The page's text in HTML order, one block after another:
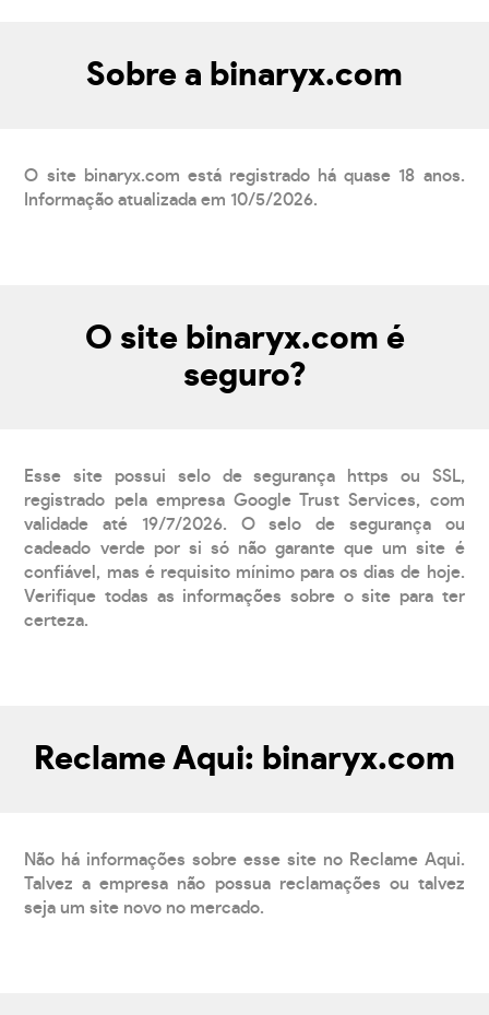
Sobre a binaryx.com
O site binaryx.com está registrado há quase 18 anos.
Informação atualizada em 10/5/2026.
O site binaryx.com é
seguro?
Esse site possui selo de segurança https ou SSL,
registrado pela empresa Google Trust Services, com
validade até 19/7/2026. O selo de segurança ou
cadeado verde por si só não garante que um site é
confiável, mas é requisito mínimo para os dias de hoje.
Verifique todas as informações sobre o site para ter
certeza.
Reclame Aqui: binaryx.com
Não há informações sobre esse site no Reclame Aqui.
Talvez a empresa não possua reclamações ou talvez
seja um site novo no mercado.